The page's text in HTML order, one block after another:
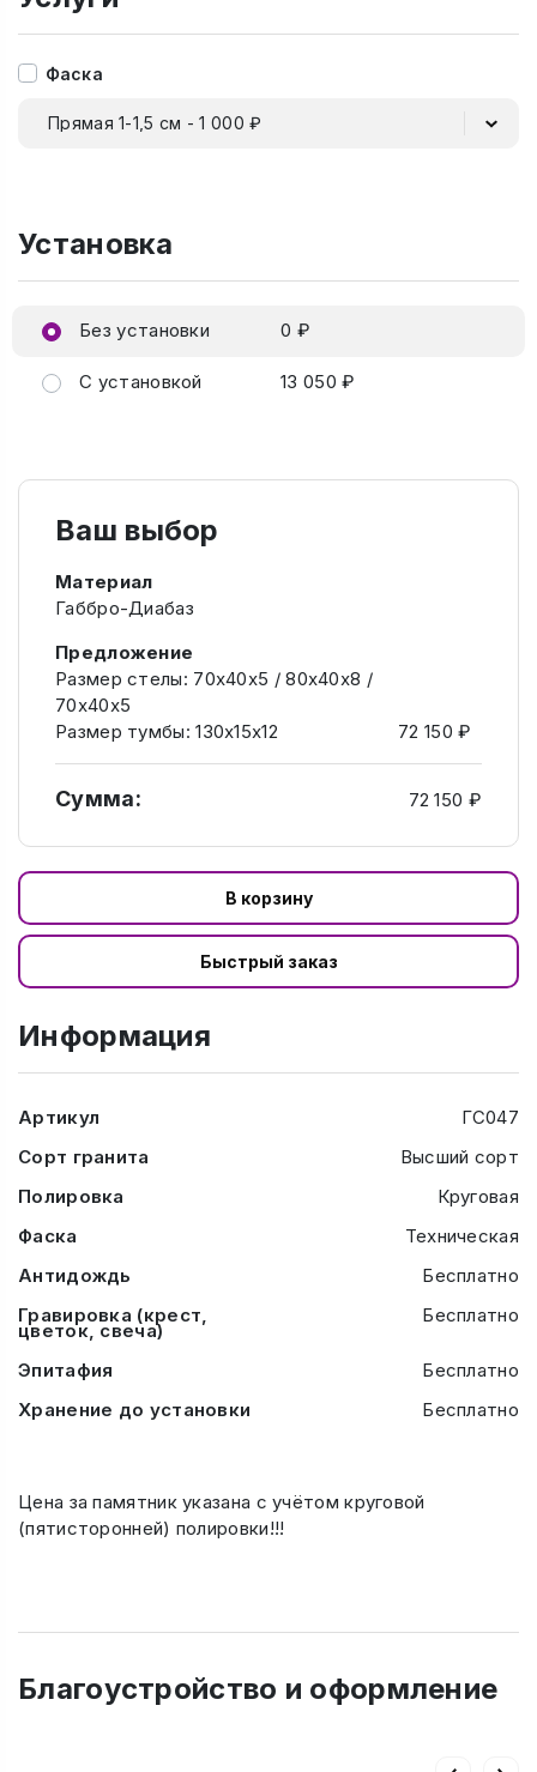
Фаска
Прямая 1-1,5 см - 1 000 ₽
Установка
Без установки 0 ₽
С установкой 13 050 ₽
Ваш выбор
Материал
Габбро-Диабаз
Предложение
Размер стелы: 70х40х5 / 80х40х8 /
70х40х5
Размер тумбы: 130х15х12
72 150 ₽
Сумма: 72 150 ₽
В корзину
Быстрый заказ
Информация
Артикул
ГС047
Сорт гранита
Высший сорт
Полировка
Круговая
Фаска
Техническая
Антидождь
Бесплатно
Гравировка (крест,
цветок, свеча)
Бесплатно
Эпитафия
Бесплатно
Хранение до установки
Бесплатно
Цена за памятник указана с учётом круговой
(пятисторонней) полировки!!!
Благоустройство и оформление